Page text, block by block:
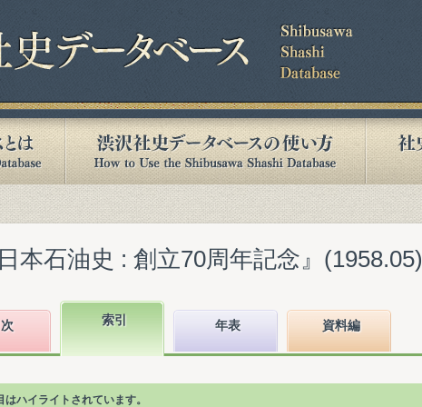
本石油史 : 創立70周年記念』(1958.05)
索引 年表 資料編
ハイライトされています。